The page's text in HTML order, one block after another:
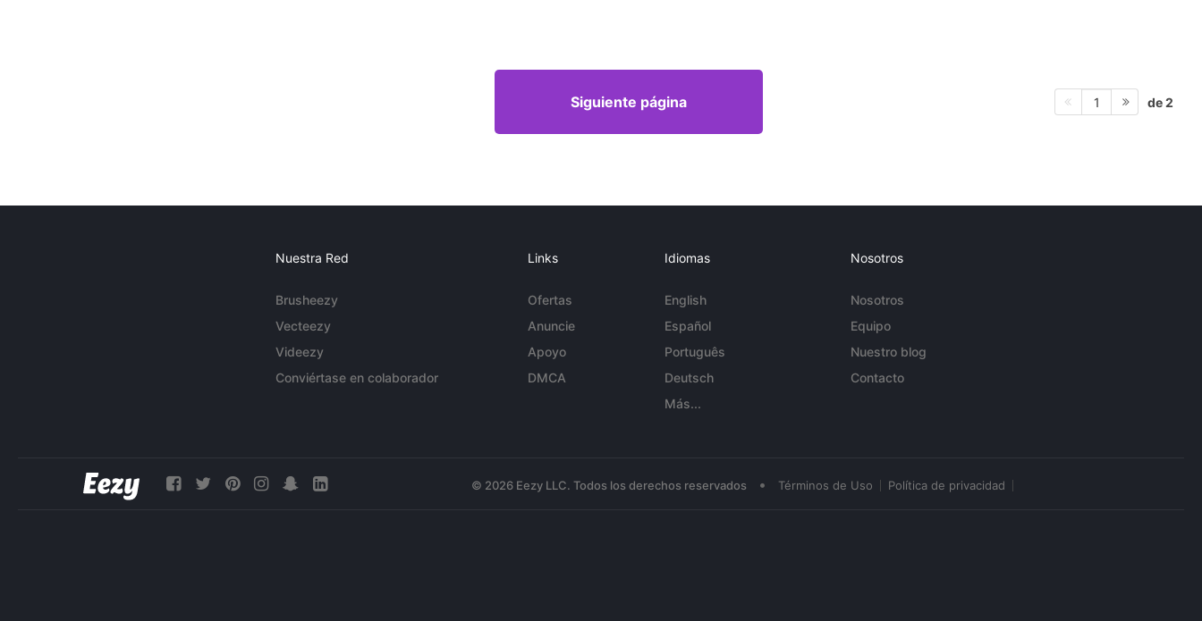
Siguiente página 1 de 2
Nuestra Red
Brusheezy
Vecteezy
Videezy
Conviértase en colaborador
Links
Ofertas
Anuncie
Apoyo
DMCA
Idiomas
English
Español
Português
Deutsch
Más...
Nosotros
Nosotros
Equipo
Nuestro blog
Contacto
© 2026 Eezy LLC. Todos los derechos reservados • Términos de Uso Política de privacidad